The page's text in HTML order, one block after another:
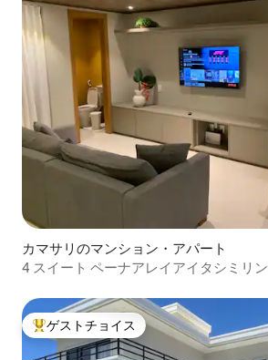
カマサリのマンション・アパート
4 スイート ペーナアレイアイタシミリン
大好評のゲストチョイスです。
ゲストチョイス